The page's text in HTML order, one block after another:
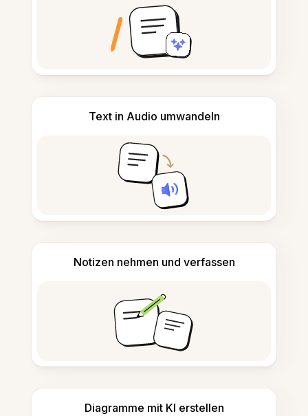
Text in Audio umwandeln
Notizen nehmen und verfassen
Diagramme mit KI erstellen